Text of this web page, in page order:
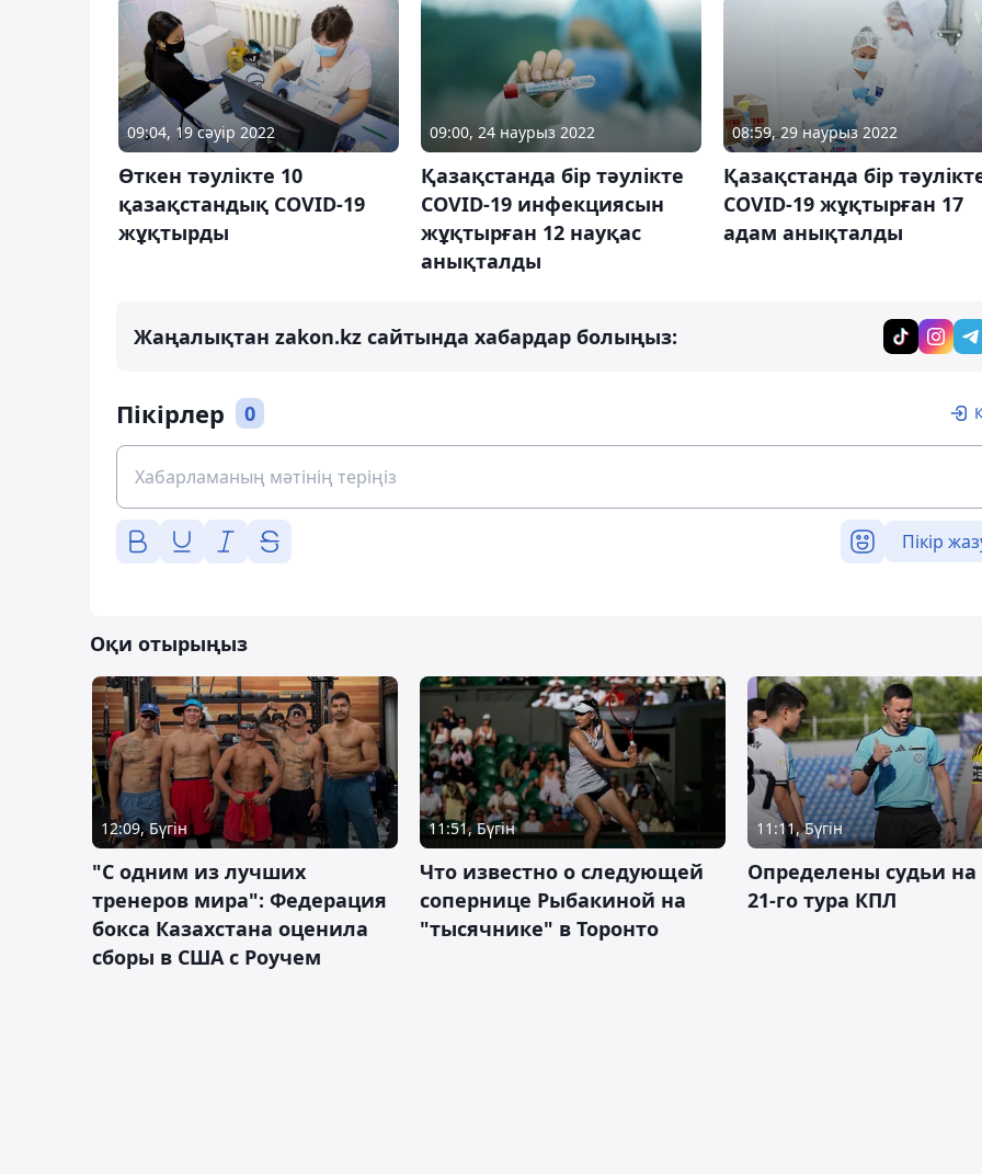
09:04, 19 сәуір 2022
Өткен тәулікте 10
қазақстандық COVID-19
жұқтырды
09:00, 24 наурыз 2022
Қазақстанда бір тәулікте
COVID-19 инфекциясын
жұқтырған 12 науқас
анықталды
08:59, 29 наурыз 2022
Қазақстанда бір
COVID-19 жұқтырған 17
адам анықталды
Жаңалықтан zakon.kz сайтында хабардар болыңыз:
Пікірлер 0
Пікір
Оқи отырыңыз
12:09, Бүгін
"С одним из лучших
тренеров мира": Федерация
бокса Казахстана оценила
сборы в США с Роучем
11:51, Бүгін
Что известно о следующей
сопернице Рыбакиной на
"тысячнике" в Торонто
11:11, Бүгін
Определены судьи
21-го тура КПЛ